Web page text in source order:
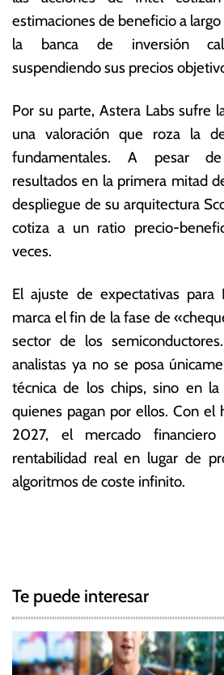
estimaciones de beneficio a
la banca de inversión
suspendiendo sus precios
Por su parte, Astera Labs sufre
una valoración que roza la
fundamentales.
A pesar de
resultados en la primera mitad
despliegue de su arquitectura
cotiza a un ratio precio-
veces.
El ajuste de expectativas
marca el fin de la fase de
sector de los
analistas ya no se posa
técnica de los chips, sino en
quienes pagan por ellos. Con el
2027, el mercado
rentabilidad real en lugar de
algoritmos de coste infinito.
e
d
A
s
v
e
Te puede interesar